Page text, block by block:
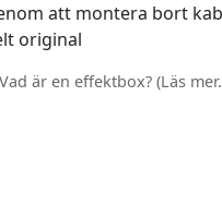
att montera bort
original
Vad är en effektbox? (Läs